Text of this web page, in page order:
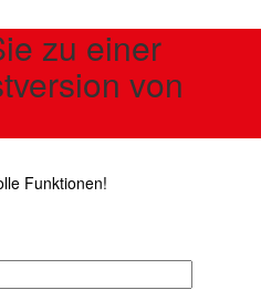
zu einer
von
Funktionen!